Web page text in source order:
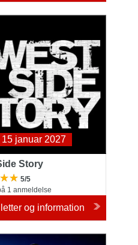
januar 2027
Story
5/5
1 anmeldelse
og information